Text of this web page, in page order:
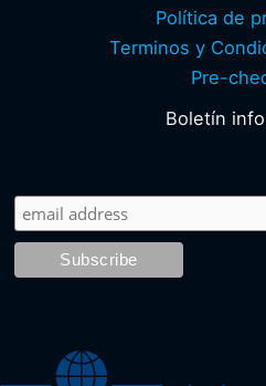
Política de
Terminos y
Pre-
Boletín